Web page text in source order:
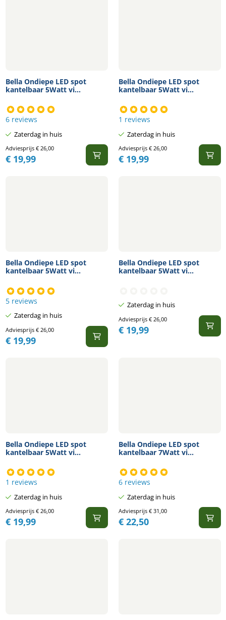
Bella Ondiepe LED spot
kantelbaar 5Watt vi...
6 reviews
Zaterdag in huis
Adviesprijs €26,00
€19,99
Bella Ondiepe LED spot
kantelbaar 5Watt vi...
1 reviews
Zaterdag in huis
Adviesprijs €26,00
€19,99
Bella Ondiepe LED spot
kantelbaar 5Watt vi...
5 reviews
Zaterdag in huis
Adviesprijs €26,00
€19,99
Bella Ondiepe LED spot
kantelbaar 5Watt vi...
Zaterdag in huis
Adviesprijs €26,00
€19,99
Bella Ondiepe LED spot
kantelbaar 5Watt vi...
1 reviews
Zaterdag in huis
Adviesprijs €26,00
€19,99
Bella Ondiepe LED spot
kantelbaar 7Watt vi...
6 reviews
Zaterdag in huis
Adviesprijs €31,00
€22,50